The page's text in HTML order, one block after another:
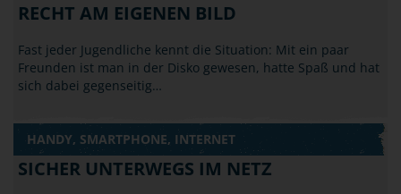
RECHT AM EIGENEN BILD
Fast jeder Jugendliche kennt die Situation: Mit ein paar
Freunden ist man in der Disko gewesen, hatte Spaß und hat
sich dabei gegenseitig…
HANDY, SMARTPHONE, INTERNET
SICHER UNTERWEGS IM NETZ